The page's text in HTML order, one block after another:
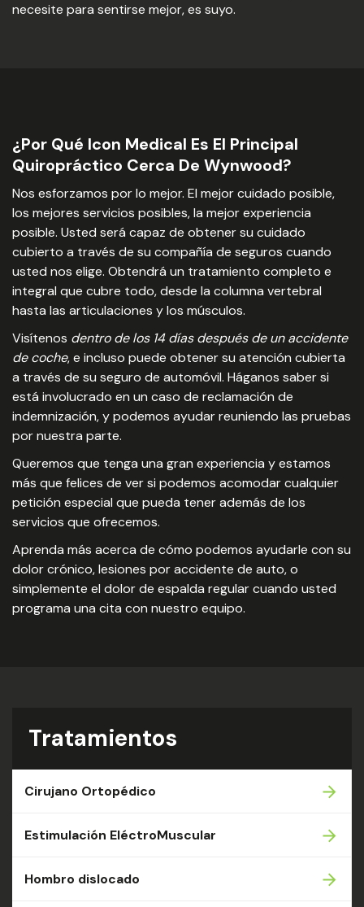
necesite para sentirse mejor, es suyo.
¿Por Qué Icon Medical Es El Principal
Quiropráctico Cerca De Wynwood?
Nos esforzamos por lo mejor. El mejor cuidado posible,
los mejores servicios posibles, la mejor experiencia
posible. Usted será capaz de obtener su cuidado
cubierto a través de su compañía de seguros cuando
usted nos elige. Obtendrá un tratamiento completo e
integral que cubre todo, desde la columna vertebral
hasta las articulaciones y los músculos.
Visítenos dentro de los 14 días después de un accidente
de coche, e incluso puede obtener su atención cubierta
a través de su seguro de automóvil. Háganos saber si
está involucrado en un caso de reclamación de
indemnización, y podemos ayudar reuniendo las pruebas
por nuestra parte.
Queremos que tenga una gran experiencia y estamos
más que felices de ver si podemos acomodar cualquier
petición especial que pueda tener además de los
servicios que ofrecemos.
Aprenda más acerca de cómo podemos ayudarle con su
dolor crónico, lesiones por accidente de auto, o
simplemente el dolor de espalda regular cuando usted
programa una cita con nuestro equipo.
Tratamientos
Cirujano Ortopédico
Estimulación EléctroMuscular
Hombro dislocado